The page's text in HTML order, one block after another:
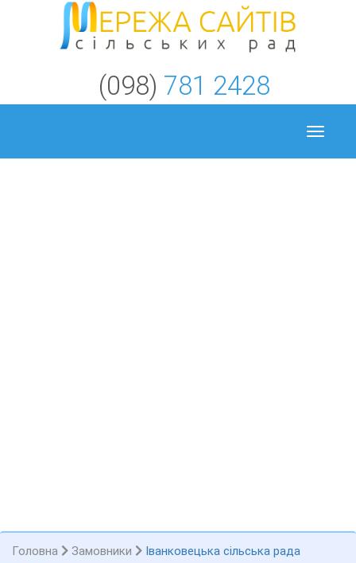
(098) 781 2428
Toggle
Головна Замовники
Іванковецька сільська рада